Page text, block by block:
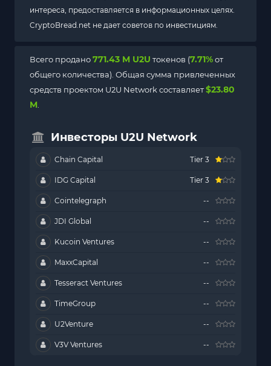
интереса, предоставляется в информационных целях.
CryptoBread.net не дает советов по инвестициям.
Всего продано771.43 M U2U токенов (7.71%от
общего количества). Общая сумма привлеченных
средств проектом U2U Network составляет$23.80
M
Инвесторы U2U Network
Chain Capital Tier 3
IDG Capital Tier 3
Cointelegraph --
JDI Global --
Kucoin Ventures --
MaxxCapital --
Tesseract Ventures --
TimeGroup --
U2Venture --
V3V Ventures --